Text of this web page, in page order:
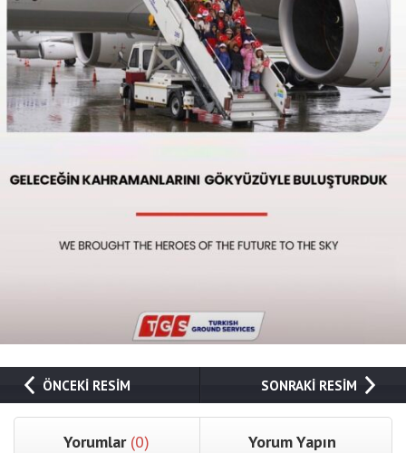
ÖNCEKİ RESİM SONRAKİ RESİM
Yorumlar (0) Yorum Yapın